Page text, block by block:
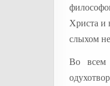
Христа и
слыхом
Во всем